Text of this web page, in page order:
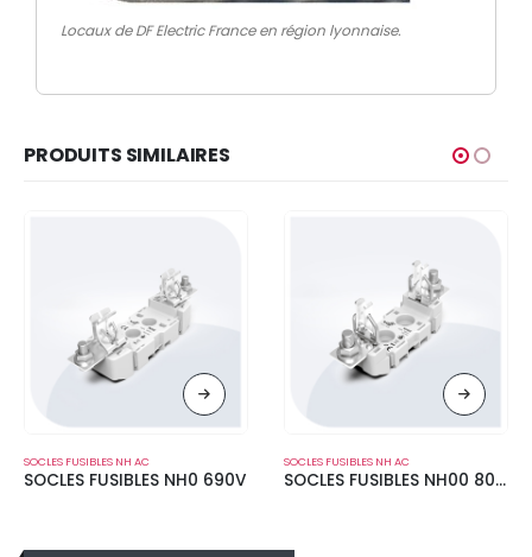
Locaux de DF Electric France en région lyonnaise.
PRODUITS SIMILAIRES
SOCLES FUSIBLES NH AC
SOCLES FUSIBLES NH0 690V
SOCLES FUSIBLES NH AC
SOCLES FUSIBLES NH00 800V